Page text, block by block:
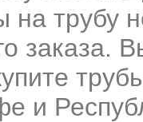
на трубу
заказа.
и